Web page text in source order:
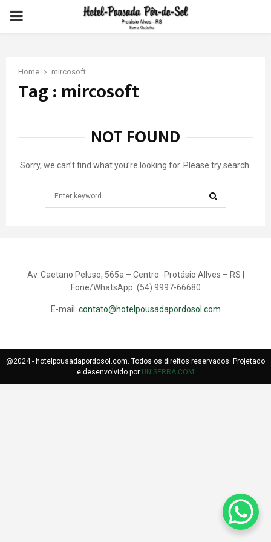
PRIMARY
Home mircosoft
Tag : mircosoft
NOT FOUND
Sorry, we can’t find what you’re looking for. Please try search.
Av. Caetano Peluso, 565a – Centro -Protásio Allves – RS |
Fone/WhatsApp: (54) 9997-66680
E-mail: contato@hotelpousadapordosol.com
@2024 - hotelpousadapordosol.com. Todos os direitos reservados. Projetado
e desenvolvido por UNISERRA.COM